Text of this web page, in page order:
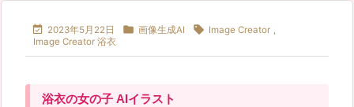
 2023年5月22日  画像生成AI  Image Creator ,
Image Creator 浴衣
浴衣の女の子 AIイラスト